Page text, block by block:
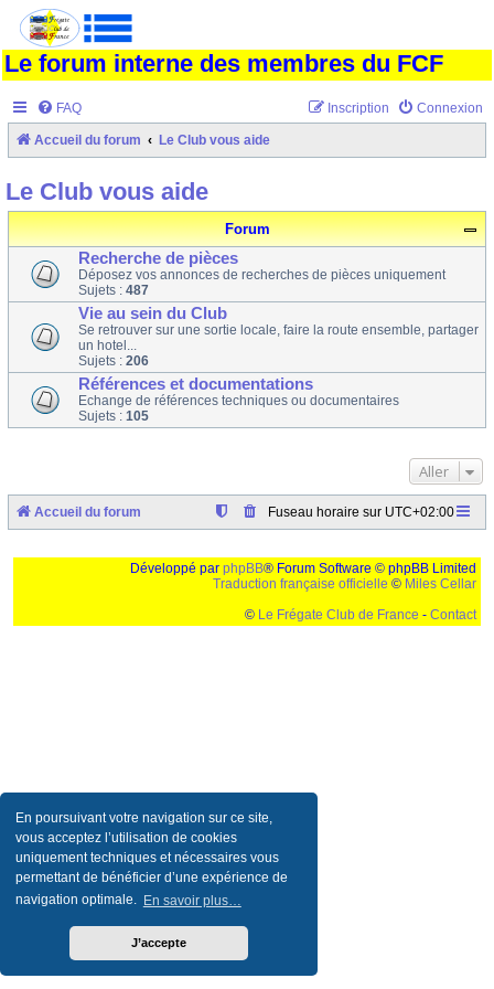
En poursuivant votre navigation sur ce site,
vous acceptez l’utilisation de cookies
uniquement techniques et nécessaires vous
permettant de bénéficier d’une expérience de
navigation optimale. En savoir plus…
J’accepte
Le forum interne des membres du FCF
FAQ Connexion
Inscription
Accueil du forum Le Club vous aide
Le Club vous aide
Forum
Recherche de pièces
Déposez vos annonces de recherches de pièces uniquement
Sujets : 487
Vie au sein du Club
Se retrouver sur une sortie locale, faire la route ensemble, partager
un hotel...
Sujets : 206
Références et documentations
Echange de références techniques ou documentaires
Sujets : 105
Aller
Accueil du forum Fuseau horaire sur UTC+02:00
Développé par phpBB® Forum Software © phpBB Limited
Traduction française officielle © Miles Cellar
© Le Frégate Club de France - Contact